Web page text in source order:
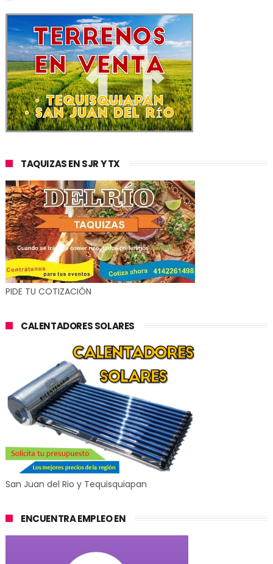
TAQUIZAS EN SJR Y TX
PIDE TU COTIZACIÓN
CALENTADORES SOLARES
San Juan del Rio y Tequisquiapan
ENCUENTRA EMPLEO EN